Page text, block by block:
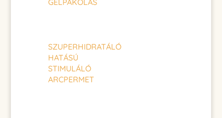
SZUPERHIDRATÁLÓ
HATÁSÚ
STIMULÁLÓ
ARCPERMET